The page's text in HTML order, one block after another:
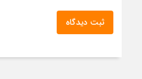
ثبت دیدگاه